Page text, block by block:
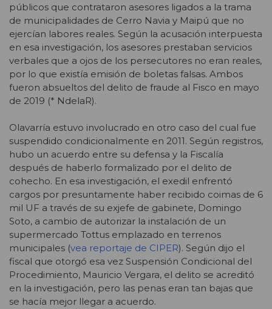
públicos que contrataron asesores ligados a la trama
de municipalidades de Cerro Navia y Maipú que no
ejercían labores reales. Según la acusación interpuesta
en esa investigación, los asesores prestaban servicios
verbales que a ojos de los persecutores no eran reales,
por lo que existía emisión de boletas falsas. Ambos
fueron absueltos del delito de fraude al Fisco en mayo
de 2019 (* NdelaR).
Olavarría estuvo involucrado en otro caso del cual fue
suspendido condicionalmente en 2011. Según registros,
hubo un acuerdo entre su defensa y la Fiscalía
después de haberlo formalizado por el delito de
cohecho. En esa investigación, el exedil enfrentó
cargos por presuntamente haber recibido coimas de 6
mil UF a través de su exjefe de gabinete, Domingo
Soto, a cambio de autorizar la instalación de un
supermercado Tottus emplazado en terrenos
municipales (vea reportaje de CIPER). Según dijo el
fiscal que otorgó esa vez Suspensión Condicional del
Procedimiento, Mauricio Vergara, el delito se acreditó
en la investigación, pero las penas eran tan bajas que
se hacía mejor llegar a acuerdo.